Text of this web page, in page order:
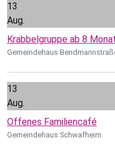
13
Aug.
Krabbelgruppe ab 8
Gemeindehaus
13
Aug.
Offenes Familiencafé
Gemeindehaus Schwafheim